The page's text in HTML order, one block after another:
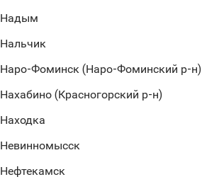
Надым
Нальчик
Наро-Фоминск (Наро-Фоминский р-н)
Нахабино (Красногорский р-н)
Находка
Невинномысск
Нефтекамск